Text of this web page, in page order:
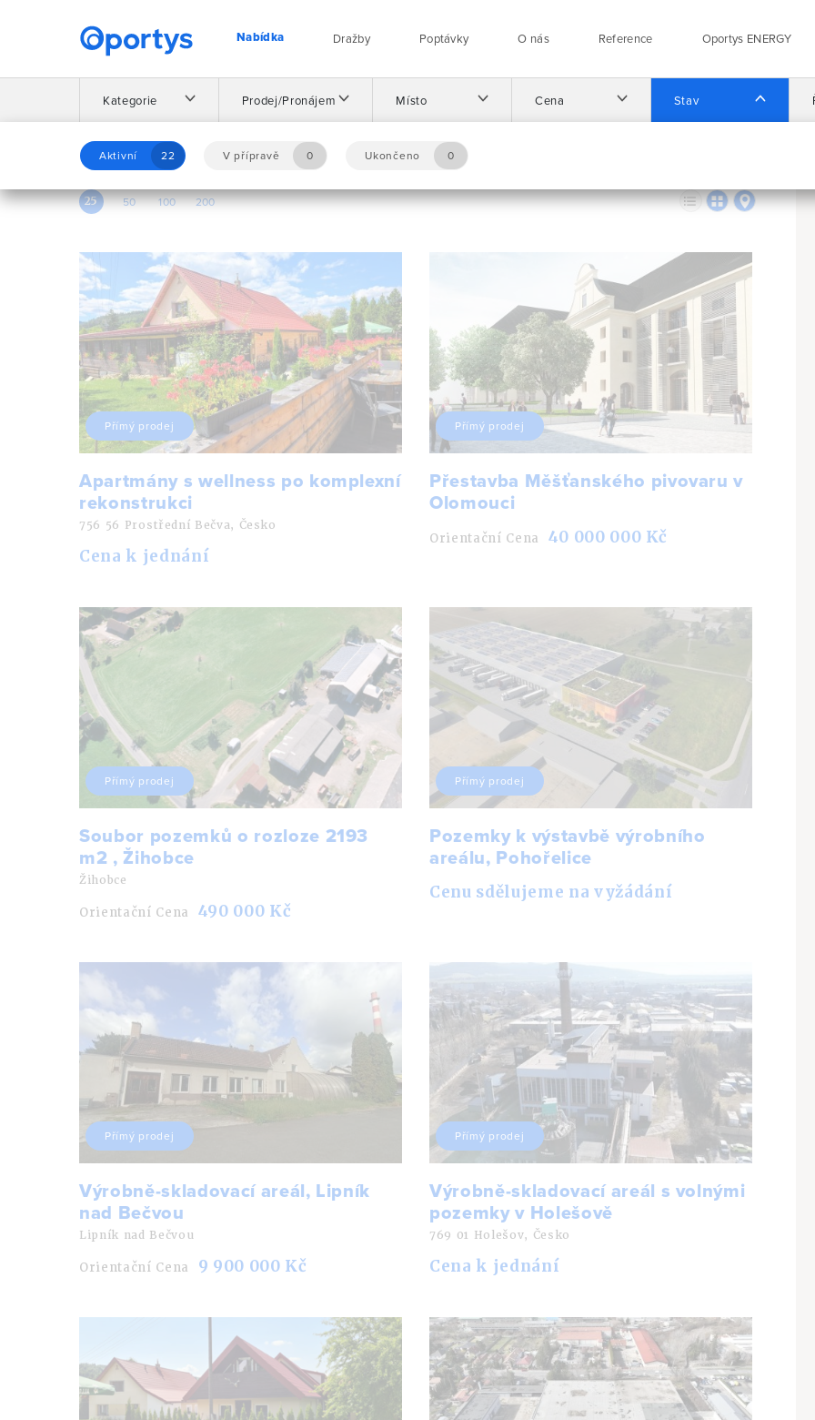
Nabídka Dražby Poptávky O nás Reference Oportys ENERGY
Kategorie Prodej/Pronájem Místo Cena Stav
Aktivní 22 V přípravě 0 Ukončeno 0
Domů Nabídka
25 50 100 200
Přímý prodej
Apartmány s wellness po komplexní
rekonstrukci
756 56 Prostřední Bečva, Česko
Cena k jednání
Přímý prodej
Přestavba Měšťanského pivovaru v
Olomouci
Orientační Cena 40 000 000 Kč
Přímý prodej
Soubor pozemků o rozloze 2193
m2 , Žihobce
Žihobce
Orientační Cena 490 000 Kč
Přímý prodej
Pozemky k výstavbě výrobního
areálu, Pohořelice
Cenu sdělujeme na vyžádání
Přímý prodej
Výrobně-skladovací areál, Lipník
nad Bečvou
Lipník nad Bečvou
Orientační Cena 9 900 000 Kč
Přímý prodej
Výrobně-skladovací areál s volnými
pozemky v Holešově
769 01 Holešov, Česko
Cena k jednání